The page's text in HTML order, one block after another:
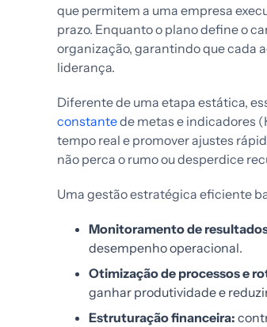
que permitem a uma empresa
prazo. Enquanto o plano define o
organização, garantindo que cada
liderança.
Diferente de uma etapa estática,
constantede metas e indicadores
tempo real e promover ajustes
não perca o rumo ou desperdice
Uma gestão estratégica eficiente
Monitoramento de
desempenho operacional.
Otimização de processos e
ganhar produtividade e
Estruturação financeira: